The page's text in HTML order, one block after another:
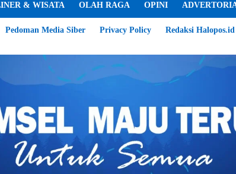
& WISATA OLAH RAGA OPINI
Pedoman Media Siber Privacy Policy Redaksi Halopos.id